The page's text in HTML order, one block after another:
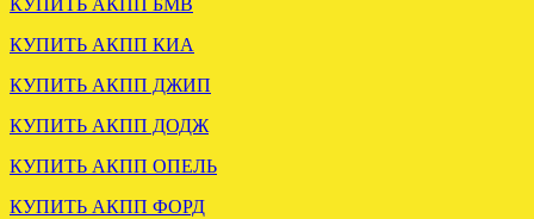
КУПИТЬ АКПП БМВ
КУПИТЬ АКПП КИА
КУПИТЬ АКПП ДЖИП
КУПИТЬ АКПП ДОДЖ
КУПИТЬ АКПП ОПЕЛЬ
КУПИТЬ АКПП ФОРД